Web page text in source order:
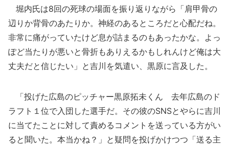
堀内氏は8回の死球の場面を振り返りながら「肩甲骨の
辺りか背骨のあたりか。神経のあるところだと心配だね。
非常に痛がっていたけど息が詰まるのもあったかな。よっ
ぽど当たりが悪いと骨折もありえるかもしれんけど俺は大
丈夫だと信じたい」と吉川を気遣い、黒原に言及した。
「投げた広島のピッチャー黒原拓未くん 去年広島のド
ラフト１位で入団した選手だ。その彼のSNSとやらに吉川
に当てたことに対して責めるコメントを送っている方がい
ると聞いた。本当かね？」と疑問を投げかけつつ「送る主